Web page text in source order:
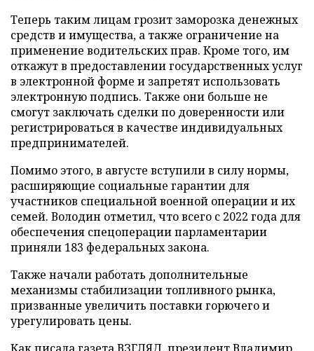
Теперь таким лицам грозит заморозка денежных
средств и имущества, а также ограничение на
применение водительских прав. Кроме того, им
откажут в предоставлении государственных услуг
в электронной форме и запретят использовать
электронную подпись. Также они больше не
смогут заключать сделки по доверенности или
регистрироваться в качестве индивидуальных
предпринимателей.
Помимо этого, в августе вступили в силу нормы,
расширяющие социальные гарантии для
участников специальной военной операции и их
семей. Володин отметил, что всего с 2022 года для
обеспечения спецоперации парламентарии
приняли 183 федеральных закона.
Также начали работать дополнительные
механизмы стабилизации топливного рынка,
призванные увеличить поставки горючего и
урегулировать цены.